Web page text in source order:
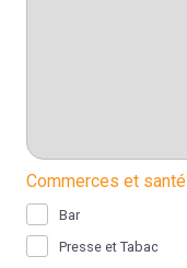
Commerces et santé
Bar
Presse et Tabac